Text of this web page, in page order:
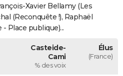
Xavier Bellamy (Les
(Reconquête !), Raphaël
Place publique)...
Casteide-
Cami
% des voix
Élus
(France)